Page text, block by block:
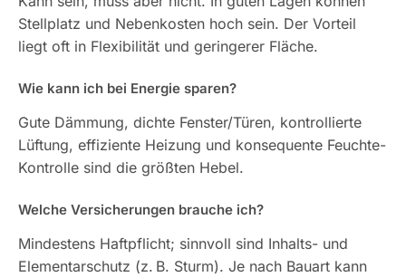
Stellplatz und Nebenkosten hoch sein. Der Vorteil
liegt oft in Flexibilität und geringerer Fläche.
Wie kann ich bei Energie sparen?
Gute Dämmung, dichte Fenster/Türen, kontrollierte
Lüftung, effiziente Heizung und konsequente Feuchte-
Kontrolle sind die größten Hebel.
Welche Versicherungen brauche ich?
Mindestens Haftpflicht; sinnvoll sind Inhalts- und
Elementarschutz (z. B. Sturm). Je nach Bauart kann